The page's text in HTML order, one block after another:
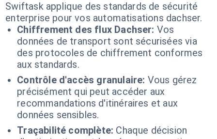
Swiftask applique des standards de sécurité
enterprise pour vos automatisations dachser.
Chiffrement des flux Dachser: Vos
données de transport sont sécurisées via
des protocoles de chiffrement conformes
aux standards.
Contrôle d'accès granulaire: Vous gérez
précisément qui peut accéder aux
recommandations d'itinéraires et aux
données sensibles.
Traçabilité complète: Chaque décision